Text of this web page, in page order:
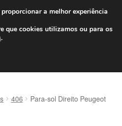
de 7 EUR
às 16h800 500 967
406
Para-sol Direito Peugeot
a melhor experiência
que cookies utilizamos ou para os
.